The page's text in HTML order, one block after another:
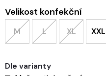
Velikost konfekční
M L XL XXL
Dle varianty